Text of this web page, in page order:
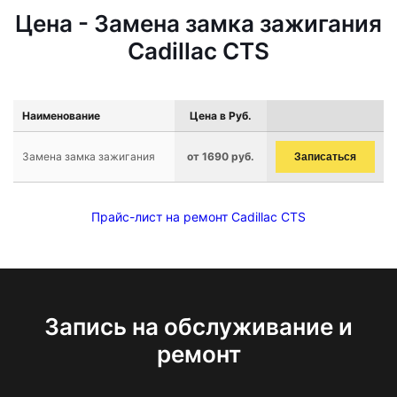
Цена - Замена замка зажигания
Cadillac CTS
Наименование Цена в Руб.
Замена замка зажигания от 1690 руб. Записаться
Прайс-лист на ремонт Cadillac CTS
Запись на обслуживание и
ремонт